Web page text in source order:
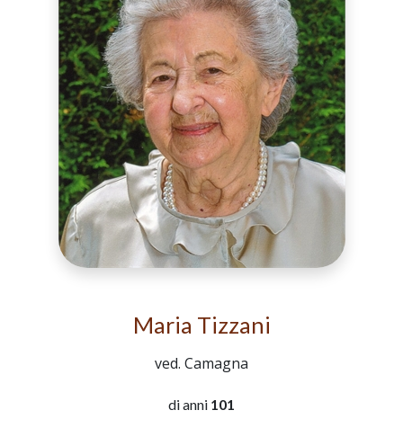
Maria Tizzani
ved. Camagna
di anni 101